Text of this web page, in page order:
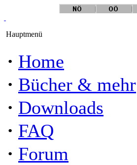
Hauptmenü
· Home
· Bücher & mehr
· Downloads
· FAQ
· Forum